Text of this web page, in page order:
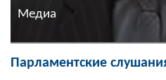
Медиа
Парламентские